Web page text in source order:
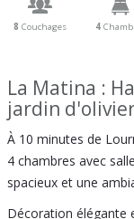
8Couchages 4
La Matina :
jardin
À 10 minutes de
4 chambres avec
spacieux et une
Décoration élégante